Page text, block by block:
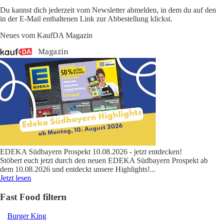
Du kannst dich jederzeit vom Newsletter abmelden, in dem du auf den
in der E-Mail enthaltenen Link zur Abbestellung klickst.
Neues vom KaufDA Magazin
EDEKA Südbayern Prospekt 10.08.2026 - jetzt entdecken!
Stöbert euch jetzt durch den neuen EDEKA Südbayern Prospekt ab
dem 10.08.2026 und entdeckt unsere Highlights!...
Jetzt lesen
Fast Food filtern
Burger King